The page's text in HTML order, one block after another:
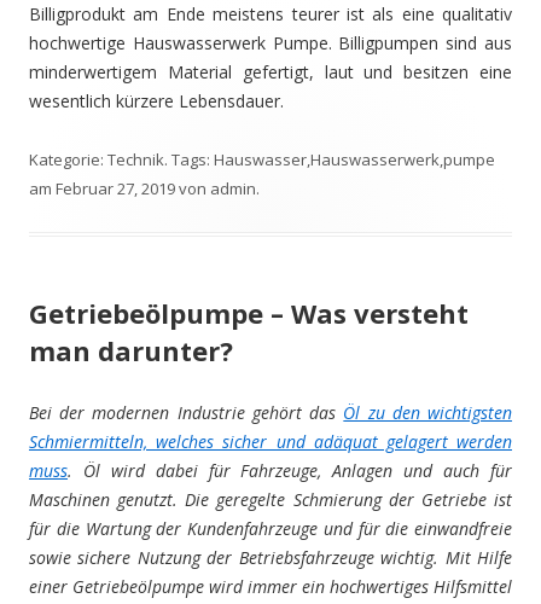
Billigprodukt am Ende meistens teurer ist als eine qualitativ
hochwertige Hauswasserwerk Pumpe. Billigpumpen sind aus
minderwertigem Material gefertigt, laut und besitzen eine
wesentlich kürzere Lebensdauer.
Kategorie: Technik. Tags: Hauswasser,Hauswasserwerk,pumpe
am Februar 27, 2019von admin.
Getriebeölpumpe – Was versteht
man darunter?
Bei der modernen Industrie gehört das Öl zu den wichtigsten
Schmiermitteln, welches sicher und adäquat gelagert werden
muss. Öl wird dabei für Fahrzeuge, Anlagen und auch für
Maschinen genutzt. Die geregelte Schmierung der Getriebe ist
für die Wartung der Kundenfahrzeuge und für die einwandfreie
sowie sichere Nutzung der Betriebsfahrzeuge wichtig. Mit Hilfe
einer Getriebeölpumpe wird immer ein hochwertiges Hilfsmittel